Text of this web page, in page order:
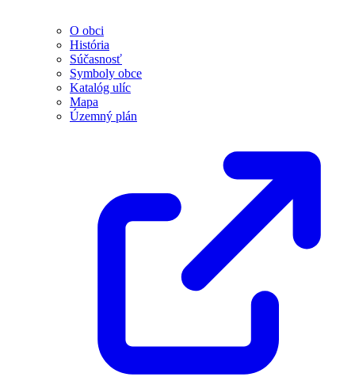
O obci
História
Súčasnosť
Symboly obce
Katalóg ulíc
Mapa
Územný plán